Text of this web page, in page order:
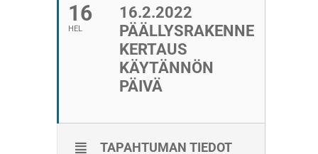
16
HEL
16.2.2022
PÄÄLLYSRAKENNE
KERTAUS
KÄYTÄNNÖN
PÄIVÄ
TAPAHTUMAN TIEDOT